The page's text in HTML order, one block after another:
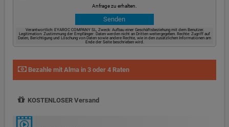
Anfrage zu erhalten.
Verantwortlich: EYAROC COMPANY SL, Zweck: Aufbau einer Geschäftsbeziehung mit dem Benutzer.
Legitimation: Zustimmung der Empfänger: Daten werden nicht an Dritten weitergegeben. Rechte: Zugriff auf
Daten, Berichtigung und Löschung von Daten sowie andere Rechte, wie in den zusätzlichen Informationen am
Ende der Seite beschrieben wird.
Bezahle mit Alma in 3 oder 4 Raten
KOSTENLOSER Versand